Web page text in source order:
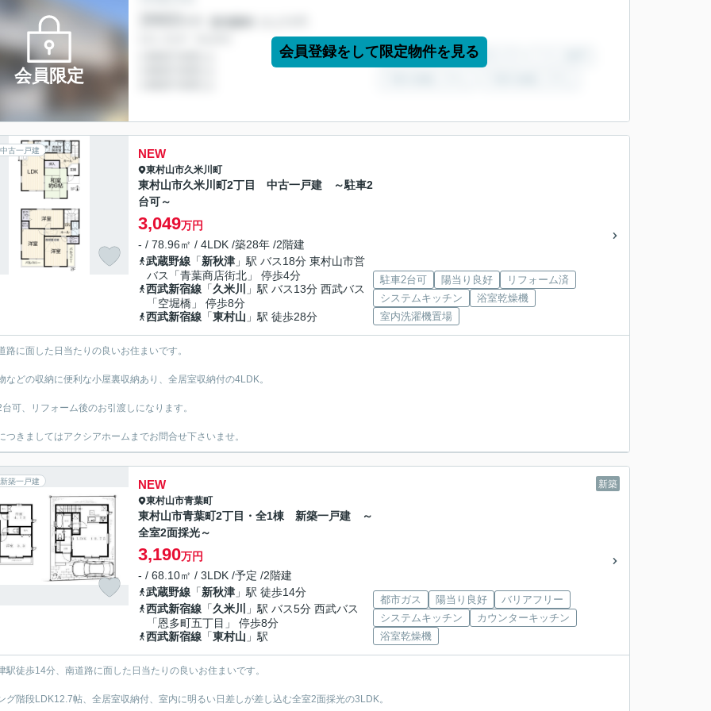
会員限定
会員登録をして限定物件を見る
中古一戸建 NEW
東村山市久米川町
東村山市久米川町2丁目 中古一戸建 ～駐車2
台可～
3,049万円
- / 78.96㎡ / 4LDK /築28年 /2階建
武蔵野線 「新秋津 」駅 バス18分 東村山市営
バス「青葉商店街北」 停歩4分
西武新宿線 「久米川
」駅 バス13分 西武バス
「空堀橋」 停歩8分
西武新宿線 「東村山 」駅 徒歩28分
駐車2台可 陽当り良好
リフォーム済
システムキッチン
浴室乾燥機
室内洗濯機置場
路に面した日当たりの良いお住まいです。
などの収納に便利な小屋裏収納あり、全居室収納付の4LDK。
可、リフォーム後のお引渡しになります。
つきましてはアクシアホームまでお問合せ下さいませ。
新築一戸建 新築
NEW
東村山市青葉町
東村山市青葉町2丁目・全1棟 新築一戸建 ～
全室2面採光～
3,190万円
- / 68.10㎡ / 3LDK /予定 /2階建
武蔵野線 「新秋津 」駅 徒歩14分
西武新宿線 「久米川
」駅 バス5分 西武バス
「恩多町五丁目」 停歩8分
西武新宿線 「東村山 」駅
都市ガス 陽当り良好
バリアフリー
システムキッチン
カウンターキッチン
浴室乾燥機
駅徒歩14分、南道路に面した日当たりの良いお住まいです。
グ階段LDK12.7帖、全居室収納付、室内に明るい日差しが差し込む全室2面採光の3LDK。